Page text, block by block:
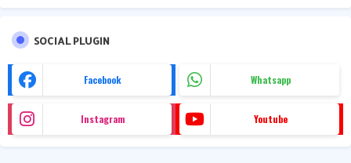
SOCIAL PLUGIN
Facebook Whatsapp
Instagram Youtube